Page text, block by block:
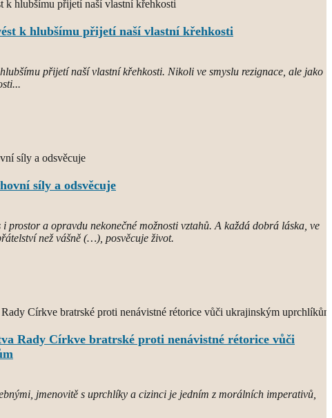
k hlubšímu přijetí naší vlastní křehkosti
přijetí naší vlastní křehkosti. Nikoli ve smyslu rezignace, ale jako
síly a odsvěcuje
prostor a opravdu nekonečné možnosti vztahů. A každá dobrá láska, ve
než vášně (…), posvěcuje život.
Rady Církve bratrské proti nenávistné rétorice vůči
jmenovitě s uprchlíky a cizinci je jedním z morálních imperativů,